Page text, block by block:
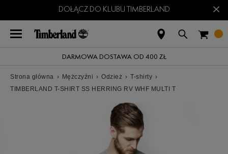
DOŁĄCZ DO KLUBU TIMBERLAND ×
DARMOWA DOSTAWA OD 400 ZŁ
Strona główna › Mężczyźni › Odzież › T-shirty ›
TIMBERLAND T-SHIRT SS HERRING RV WHF MULTI T